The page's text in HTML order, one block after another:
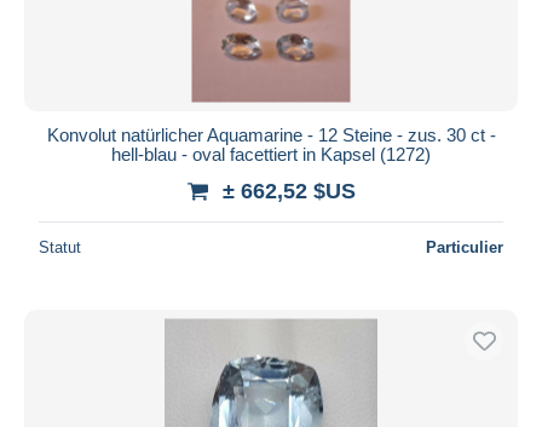
depuis
jours
Prix
Méthodes de paiement
Konvolut natürlicher Aquamarine - 12 Steine - zus. 30 ct -
hell-blau - oval facettiert in Kapsel (1272)
± 662,52 $US
Statut Particulier